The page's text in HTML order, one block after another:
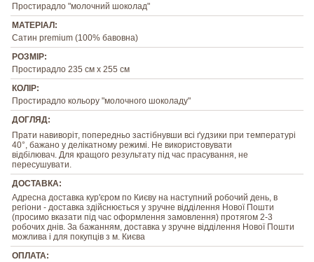
Простирадло "молочний шоколад"
МАТЕРІАЛ:
Сатин premium (100% бавовна)
РОЗМІР:
Простирадло 235 см х 255 см
КОЛІР:
Простирадло кольору "молочного шоколаду"
ДОГЛЯД:
Прати навиворіт, попередньо застібнувши всі ґудзики при температурі
40°, бажано у делікатному режимі. Не використовувати
відбілювач. Для кращого результату під час прасування, не
пересушувати.
ДОСТАВКА:
Адресна доставка кур'єром по Києву на наступний робочий день, в
регіони - доставка здійснюється у зручне відділення Нової Пошти
(просимо вказати під час оформлення замовлення) протягом 2-3
робочих днів. За бажанням, доставка у зручне відділення Нової Пошти
можлива і для покупців з м. Києва
ОПЛАТА: